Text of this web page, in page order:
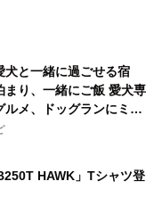
犬と一緒に過ごせる宿
まり、一緒にご飯 愛犬専
ルメ、ドッグランにミニ
ピングとトレーラーハウ
HAWK」Tシャツ登